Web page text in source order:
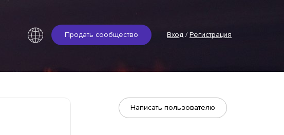
Продать сообщество Вход / Регистрация
Написать пользователю